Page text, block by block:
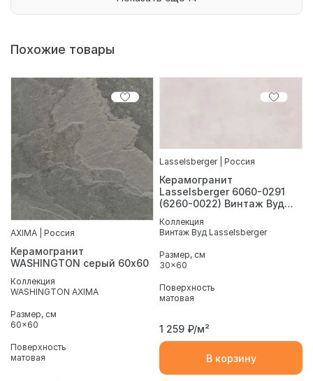
Похожие товары
AXIMA | Россия
Керамогранит
WASHINGTON серый 60х60
Коллекция
WASHINGTON AXIMA
Размер, см
60x60
Поверхность
матовая
Lasselsberger | Россия
Керамогранит
Lasselsberger 6060-0291
(6260-0022) Винтаж Вуд
Коллекция
Винтаж Вуд Lasselsberger
Размер, см
30x60
Поверхность
матовая
1 259 ₽/м²
В корзину